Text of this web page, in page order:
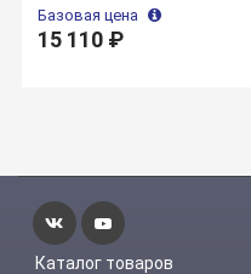
Базовая цена
15 110 ₽
Каталог товаров